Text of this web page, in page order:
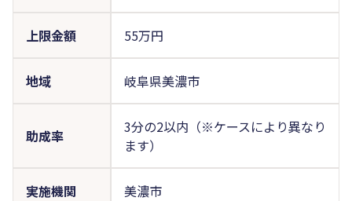
上限金額 55万円
地域 岐阜県美濃市
助成率
3分の2以内（※ケースにより異なり
ます）
実施機関 美濃市